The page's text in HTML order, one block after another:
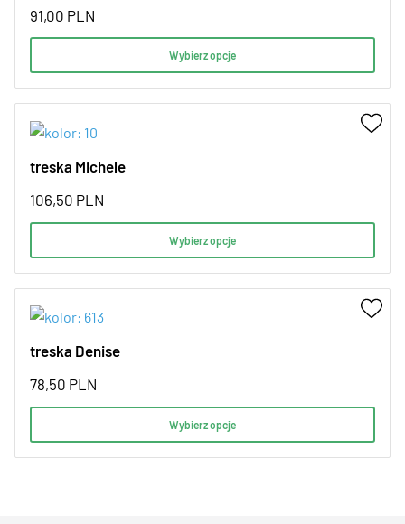
91,00 PLN
Wybierz opcje
treska Michele
106,50 PLN
Wybierz opcje
treska Denise
78,50 PLN
Wybierz opcje